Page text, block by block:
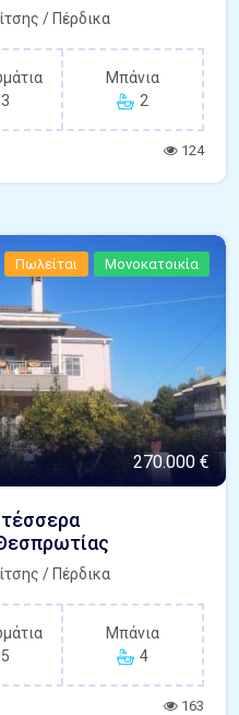
/ Πέρδικα
3
Μπάνια
2
124
Πωλείται Μονοκατοικία
270.000 €
/ Πέρδικα
5
Μπάνια
4
163